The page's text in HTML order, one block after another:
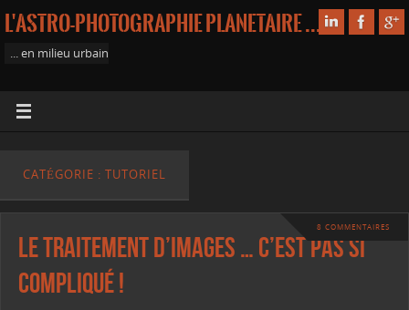
L'astro-photographie planetaire ...
... en milieu urbain
CATÉGORIE : TUTORIEL
8 COMMENTAIRES
Le traitement d’images … c’est pas si
compliqué !